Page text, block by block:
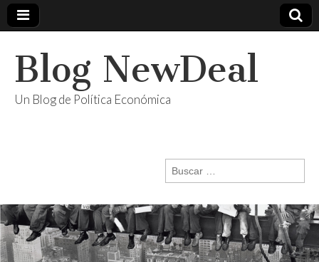
Blog NewDeal
Un Blog de Política Económica
Buscar: